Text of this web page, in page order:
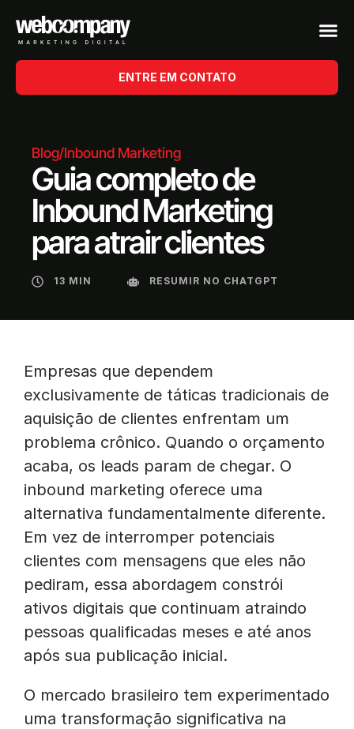
ENTRE EM CONTATO
Blog/Inbound Marketing
Guia completo de
Inbound Marketing
para atrair clientes
13 MIN RESUMIR NO CHATGPT
Empresas que dependem
exclusivamente de táticas tradicionais de
aquisição de clientes enfrentam um
problema crônico. Quando o orçamento
acaba, os leads param de chegar. O
inbound marketing oferece uma
alternativa fundamentalmente diferente.
Em vez de interromper potenciais
clientes com mensagens que eles não
pediram, essa abordagem constrói
ativos digitais que continuam atraindo
pessoas qualificadas meses e até anos
após sua publicação inicial.
O mercado brasileiro tem experimentado
uma transformação significativa na